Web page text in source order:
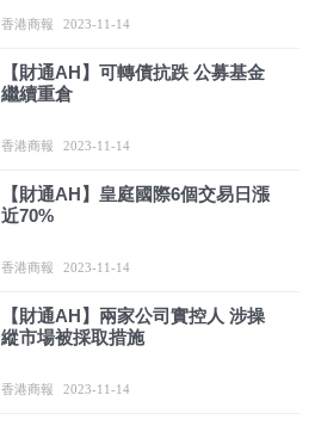
香港商報 2023-11-14
【財通AH】可轉債抗跌 公募基金
繼續重倉
香港商報 2023-11-14
【財通AH】皇庭國際6個交易日漲
近70%
香港商報 2023-11-14
【財通AH】兩家公司實控人 涉操
縱市場被採取措施
香港商報 2023-11-14